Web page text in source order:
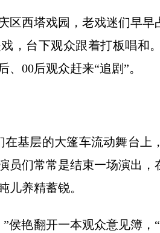
西塔戏园，老戏迷们早早
，台下观众跟着打板唱和
、00后观众赶来“追剧”。
层的大篷车流动舞台上
员们常常是结束一场演出
儿养精蓄锐。
艳翻开一本观众意见簿，